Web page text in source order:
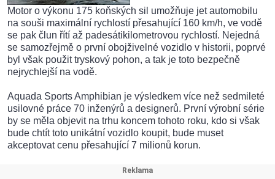
Motor o výkonu 175 koňských sil umožňuje jet automobilu
na souši maximální rychlostí přesahující 160 km/h, ve vodě
se pak člun řítí až padesátikilometrovou rychlostí. Nejedná
se samozřejmě o první obojživelné vozidlo v historii, poprvé
byl však použit tryskový pohon, a tak je toto bezpečně
nejrychlejší na vodě.
Aquada Sports Amphibian je výsledkem více než sedmileté
usilovné práce 70 inženýrů a designerů. První výrobní série
by se měla objevit na trhu koncem tohoto roku, kdo si však
bude chtít toto unikátní vozidlo koupit, bude muset
akceptovat cenu přesahující 7 milionů korun.